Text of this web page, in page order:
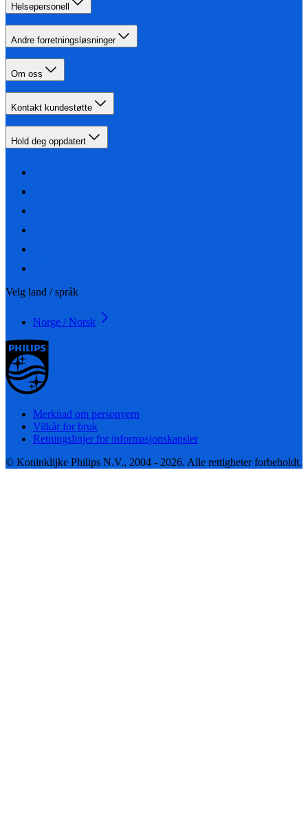
Helsepersonell
Andre forretningsløsninger
Om oss
Kontakt kundestøtte
Hold deg oppdatert
Velg land / språk
Norge / Norsk
Merknad om personvern
Vilkår for bruk
Retningslinjer for informasjonskapsler
© Koninklijke Philips N.V., 2004 - 2026. Alle rettigheter forbeholdt.